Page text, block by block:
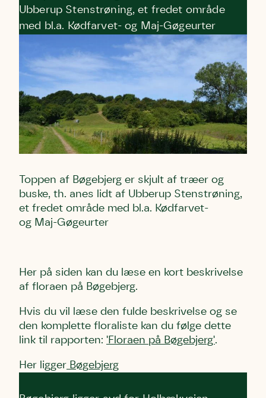
Ubberup Stenstrøning, et fredet område
med bl.a. Kødfarvet- og Maj-Gøgeurter
Toppen af Bøgebjerg er skjult af træer og
buske, th. anes lidt af Ubberup Stenstrøning,
et fredet område med bl.a. Kødfarvet-
og Maj-Gøgeurter
Her på siden kan du læse en kort beskrivelse
af floraen på Bøgebjerg.
Hvis du vil læse den fulde beskrivelse og se
den komplette floraliste kan du følge dette
link til rapporten: 'Floraen på Bøgebjerg'.
Her ligger Bøgebjerg